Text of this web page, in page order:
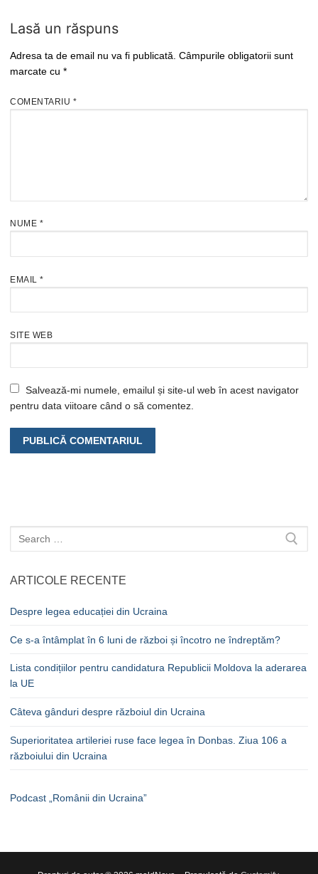
Lasă un răspuns
Adresa ta de email nu va fi publicată. Câmpurile obligatorii sunt
marcate cu *
COMENTARIU *
NUME *
EMAIL *
SITE WEB
Salvează-mi numele, emailul și site-ul web în acest navigator
pentru data viitoare când o să comentez.
Caută
după:
ARTICOLE RECENTE
Despre legea educației din Ucraina
Ce s-a întâmplat în 6 luni de război și încotro ne îndreptăm?
Lista condițiilor pentru candidatura Republicii Moldova la aderarea
la UE
Câteva gânduri despre războiul din Ucraina
Superioritatea artileriei ruse face legea în Donbas. Ziua 106 a
războiului din Ucraina
Podcast „Românii din Ucraina”